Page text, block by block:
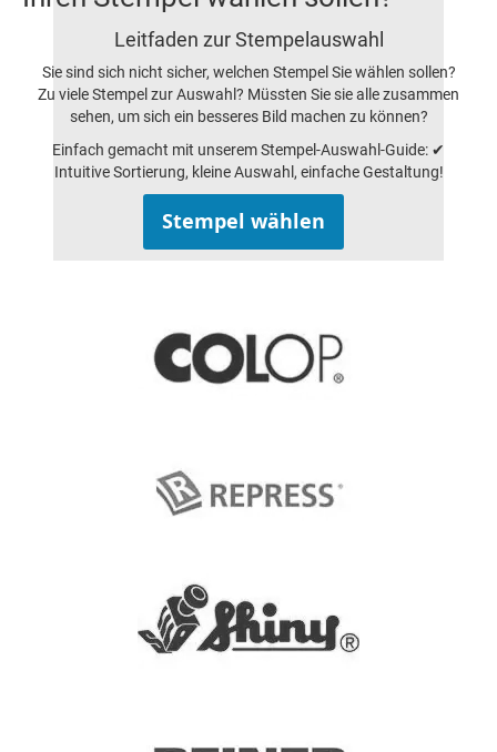
Leitfaden zur Stempelauswahl
Sie sind sich nicht sicher, welchen Stempel Sie wählen sollen?
Zu viele Stempel zur Auswahl? Müssten Sie sie alle zusammen
sehen, um sich ein besseres Bild machen zu können?
Einfach gemacht mit unserem Stempel-Auswahl-Guide: ✔
Intuitive Sortierung, kleine Auswahl, einfache Gestaltung!
Stempel wählen